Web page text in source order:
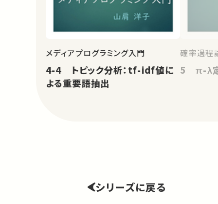
メディアプログラミング入門
4-4 トピック分析：tf-idf値に
よる重要語抽出
確率過程
5 π-λ
シリーズに戻る